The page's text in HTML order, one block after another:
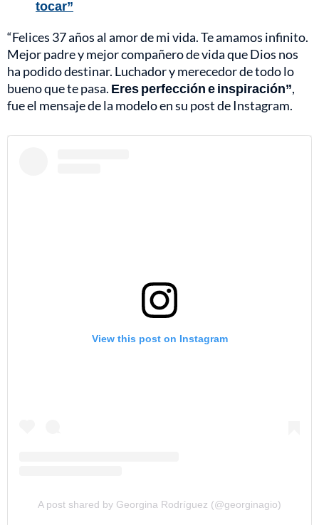
tocar”
“Felices 37 años al amor de mi vida. Te amamos infinito.
Mejor padre y mejor compañero de vida que Dios nos
ha podido destinar. Luchador y merecedor de todo lo
bueno que te pasa. Eres perfección e inspiración”,
fue el mensaje de la modelo en su post de Instagram.
View this post on Instagram
A post shared by Georgina Rodríguez (@georginagio)